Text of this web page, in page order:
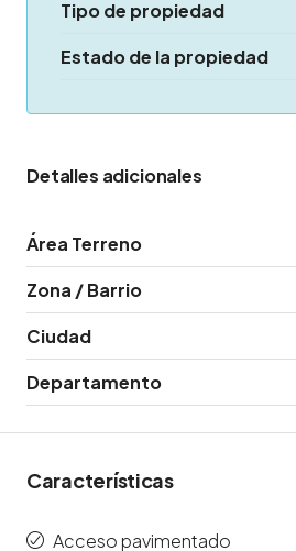
Tipo de propiedad
Estado de la propiedad
Detalles adicionales
Área Terreno
Zona / Barrio
Ciudad
Departamento
Características
Acceso pavimentado